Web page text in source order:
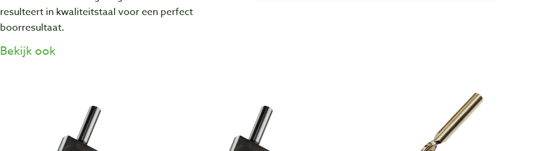
resulteert in kwaliteitstaal voor een perfect
boorresultaat.
Bekijk ook